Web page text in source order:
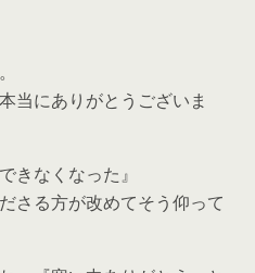
当にありがとうございま
きなくなった』
さる方が改めてそう仰って